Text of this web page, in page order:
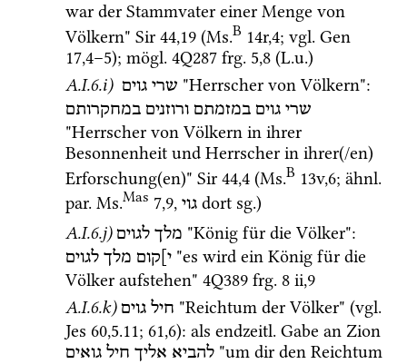
war der Stammvater einer Menge von
Völkern" Sir 44,19 (Ms.B 14r,4; vgl. Gen
17,4–5); mögl. 4Q287 frg. 5,8 (L.u.)
A.I.6.i)
שרי גוים "Herrscher von Völkern"
שרי גוים במזמתם ורוזנים במחקרותם
"Herrscher von Völkern in ihrer
Besonnenheit und Herrscher in ihrer(/en)
Erforschung(en)" Sir 44,4 (Ms.B 13v,6; ähnl.
par. Ms.Mas 7,9, גוי dort sg.)
A.I.6.j)
מלך לגוים "König für die Völker"
י]קום מלך לגוים
"es wird ein König für die
Völker aufstehen" 4Q389 frg. 8 ii,9
A.I.6.k) חיל גוים "Reichtum der Völker" (vgl.
Jes 60,5.11; 61,6): als endzeitl.
להביא אליך חיל גואים
"um dir den Reichtum